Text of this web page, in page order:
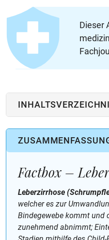
Dieser
Factbox –
Leberzirrhose
welcher es zur
Bindegewebe kommt und
zunehmend abnimmt;